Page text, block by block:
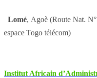
Lomé, Agoè (Route Nat.
espace Togo télécom)
Institut Africain